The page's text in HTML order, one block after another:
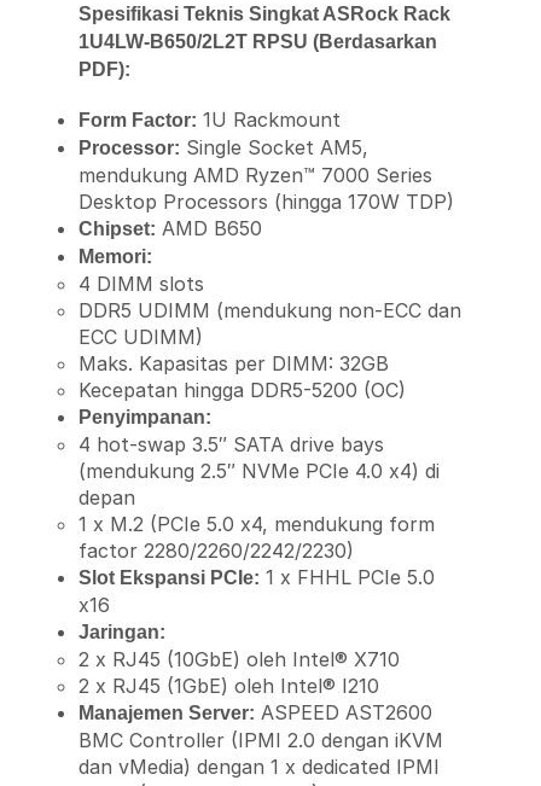
Spesifikasi Teknis Singkat ASRock Rack
1U4LW-B650/2L2T RPSU (Berdasarkan
PDF):
Form Factor: 1U Rackmount
Processor: Single Socket AM5,
mendukung AMD Ryzen™ 7000 Series
Desktop Processors (hingga 170W TDP)
Chipset: AMD B650
Memori:
4 DIMM slots
DDR5 UDIMM (mendukung non-ECC dan
ECC UDIMM)
Maks. Kapasitas per DIMM: 32GB
Kecepatan hingga DDR5-5200 (OC)
Penyimpanan:
4 hot-swap 3.5″ SATA drive bays
(mendukung 2.5″ NVMe PCIe 4.0 x4) di
depan
1 x M.2 (PCIe 5.0 x4, mendukung form
factor 2280/2260/2242/2230)
Slot Ekspansi PCIe: 1 x FHHL PCIe 5.0
x16
Jaringan:
2 x RJ45 (10GbE) oleh Intel® X710
2 x RJ45 (1GbE) oleh Intel® I210
Manajemen Server: ASPEED AST2600
BMC Controller (IPMI 2.0 dengan iKVM
dan vMedia) dengan 1 x dedicated IPMI